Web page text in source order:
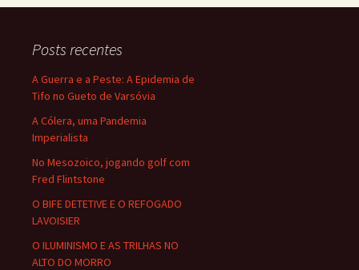
Posts recentes
A Guerra e a Peste: A Epidemia de
Tifo no Gueto de Varsóvia
A Cólera, uma Pandemia
Imperialista
No Mesozoico, jogando golf com
Fred Flintstone
O BIFE DETETIVE E O REFOGADO
LAVOISIER
O ILUMINISMO E AS TRILHAS NO
ALTO DO MORRO